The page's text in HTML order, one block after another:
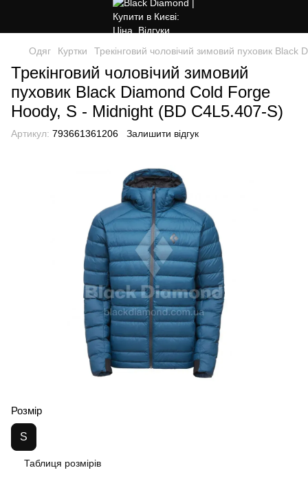
Одяг Куртки Трекінговий чоловічий зимовий пуховик
Трекінговий чоловічий зимовий
пуховик Black Diamond Cold Forge
Hoody, S - Midnight (BD C4L5.407-S)
Артикул: 793661361206 Залишити відгук
Розмір
S
Таблиця розмірів